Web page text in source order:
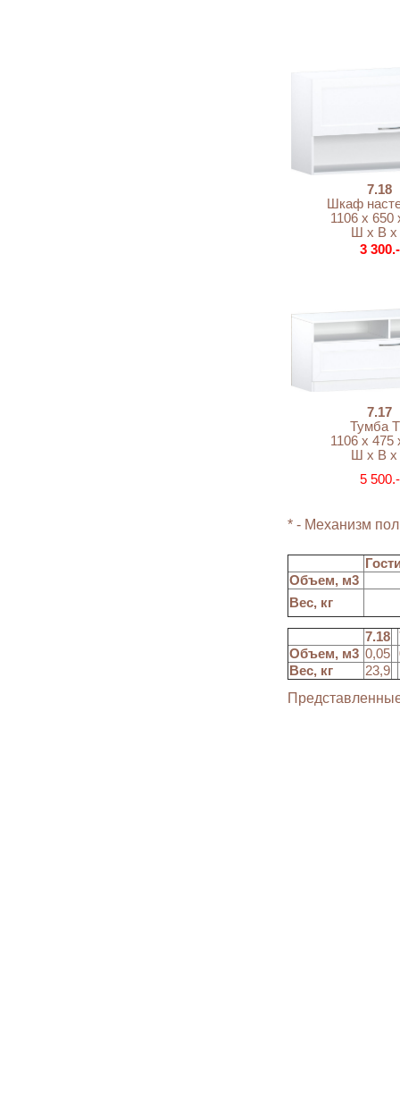
7.18
Шкаф
1106 х 650
Ш х В х
3 300.-
7.17
Тумба
1106 х 475
Ш х В х
5 500.-
* - Механизм
Объем, м3
Вес, кг
7.18
Объем, м3 0,05
Вес, кг
23,9